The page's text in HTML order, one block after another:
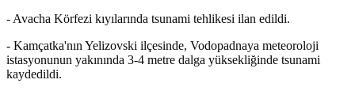
- Avacha Körfezi kıyılarında tsunami tehlikesi ilan edildi.
- Kamçatka'nın Yelizovski ilçesinde, Vodopadnaya meteoroloji
istasyonunun yakınında 3-4 metre dalga yüksekliğinde tsunami
kaydedildi.